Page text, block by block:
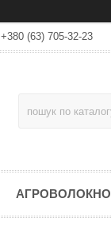
+380 (63) 705-32-23
АГРОВОЛОКНО